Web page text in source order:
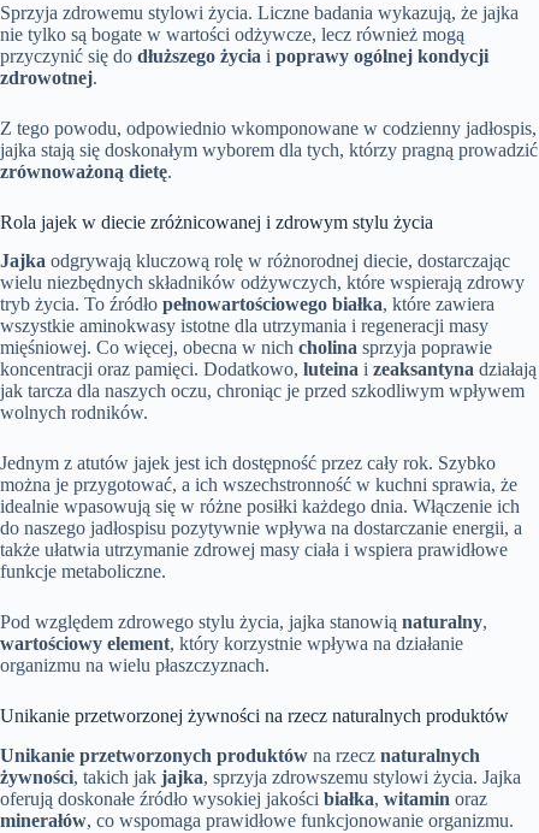
Sprzyja zdrowemu stylowi życia. Liczne badania wykazują, że jajka
nie tylko są bogate w wartości odżywcze, lecz również mogą
przyczynić się do dłuższego życia i poprawy ogólnej kondycji
zdrowotnej.
Z tego powodu, odpowiednio wkomponowane w codzienny jadłospis,
jajka stają się doskonałym wyborem dla tych, którzy pragną prowadzić
zrównoważoną dietę.
Rola jajek w diecie zróżnicowanej i zdrowym stylu życia
Jajka odgrywają kluczową rolę w różnorodnej diecie, dostarczając
wielu niezbędnych składników odżywczych, które wspierają zdrowy
tryb życia. To źródło pełnowartościowego białka, które zawiera
wszystkie aminokwasy istotne dla utrzymania i regeneracji masy
mięśniowej. Co więcej, obecna w nich cholina sprzyja poprawie
koncentracji oraz pamięci. Dodatkowo, luteina i zeaksantyna działają
jak tarcza dla naszych oczu, chroniąc je przed szkodliwym wpływem
wolnych rodników.
Jednym z atutów jajek jest ich dostępność przez cały rok. Szybko
można je przygotować, a ich wszechstronność w kuchni sprawia, że
idealnie wpasowują się w różne posiłki każdego dnia. Włączenie ich
do naszego jadłospisu pozytywnie wpływa na dostarczanie energii, a
także ułatwia utrzymanie zdrowej masy ciała i wspiera prawidłowe
funkcje metaboliczne.
Pod względem zdrowego stylu życia, jajka stanowią naturalny,
wartościowy element, który korzystnie wpływa na działanie
organizmu na wielu płaszczyznach.
Unikanie przetworzonej żywności na rzecz naturalnych produktów
Unikanie przetworzonych produktów na rzecz naturalnych
żywności, takich jak jajka, sprzyja zdrowszemu stylowi życia. Jajka
oferują doskonałe źródło wysokiej jakości białka, witamin oraz
minerałów, co wspomaga prawidłowe funkcjonowanie organizmu.